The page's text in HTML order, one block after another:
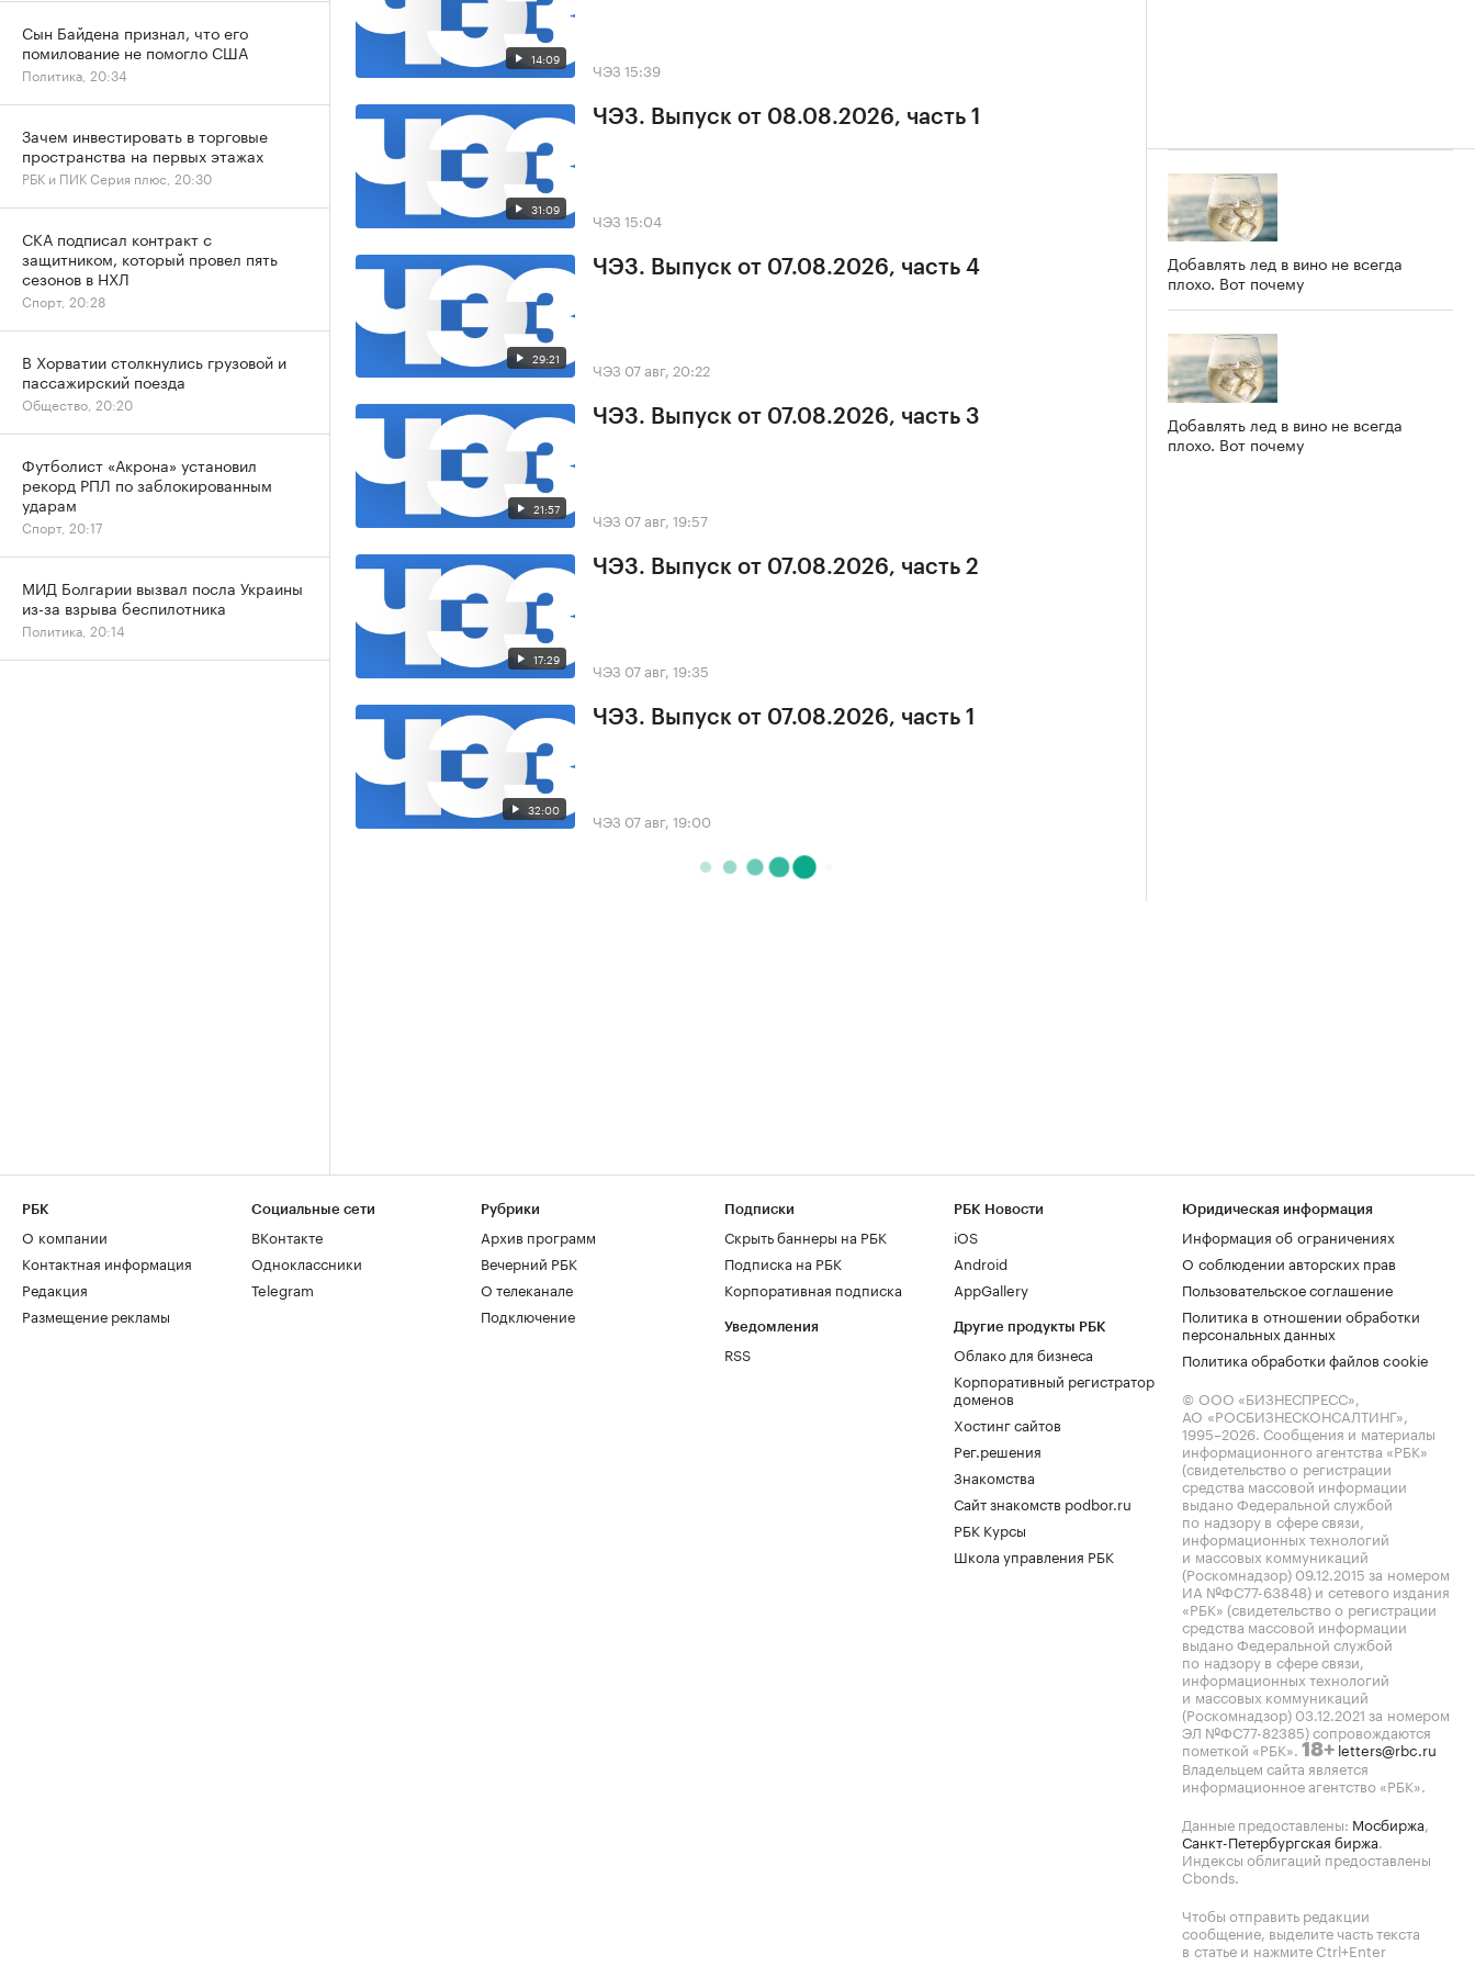
14:09 ЧЭЗ 15:39
31:09
ЧЭЗ. Выпуск от 08.08.2026, часть 1
ЧЭЗ 15:04
29:21
ЧЭЗ. Выпуск от 07.08.2026, часть 4
ЧЭЗ 07 авг, 20:22
21:57
ЧЭЗ. Выпуск от 07.08.2026, часть 3
ЧЭЗ 07 авг, 19:57
17:29
ЧЭЗ. Выпуск от 07.08.2026, часть 2
ЧЭЗ 07 авг, 19:35
32:00
ЧЭЗ. Выпуск от 07.08.2026, часть 1
ЧЭЗ 07 авг, 19:00
Добавлять лед в вино не всегда
плохо. Вот почему
Добавлять лед в вино не всегда
плохо. Вот почему
Сын Байдена признал, что его
помилование не помогло США
Политика, 20:34
Зачем инвестировать в торговые
пространства на первых этажах
РБК и ПИК Серия плюс, 20:30
СКА подписал контракт с
защитником, который провел пять
сезонов в НХЛ
Спорт, 20:28
В Хорватии столкнулись грузовой и
пассажирский поезда
Общество, 20:20
Футболист «Акрона» установил
рекорд РПЛ по заблокированным
ударам
Спорт, 20:17
МИД Болгарии вызвал посла Украины
из-за взрыва беспилотника
Политика, 20:14
РБК
О компании
Контактная информация
Редакция
Размещение рекламы
Социальные сети
ВКонтакте
Одноклассники
Telegram
Рубрики
Архив программ
Вечерний РБК
О телеканале
Подключение
Подписки
Скрыть баннеры на РБК
Подписка на РБК
Корпоративная подписка
Уведомления
RSS
РБК Новости
iOS
Android
AppGallery
Другие продукты РБК
Облако для бизнеса
Корпоративный регистратор
доменов
Хостинг сайтов
Рег.решения
Знакомства
Сайт знакомств podbor.ru
РБК Курсы
Школа управления РБК
Юридическая информация
Информация об ограничениях
О соблюдении авторских прав
Пользовательское соглашение
Политика в отношении обработки
персональных данных
Политика обработки файлов cookie
© ООО «БИЗНЕСПРЕСС»,
АО «РОСБИЗНЕСКОНСАЛТИНГ»,
1995–2026. Сообщения и материалы
информационного агентства «РБК»
(свидетельство о регистрации
средства массовой информации
выдано Федеральной службой
по надзору в сфере связи,
информационных технологий
и массовых коммуникаций
(Роскомнадзор) 09.12.2015 за номером
ИА №ФС77-63848) и сетевого издания
«РБК» (свидетельство о регистрации
средства массовой информации
выдано Федеральной службой
по надзору в сфере связи,
информационных технологий
и массовых коммуникаций
(Роскомнадзор) 03.12.2021 за номером
ЭЛ №ФС77-82385) сопровождаются
пометкой «РБК». 18+ letters@rbc.ru
Владельцем сайта является
информационное агентство «РБК».
Данные предоставлены: Мосбиржа,
Санкт-Петербургская биржа.
Индексы облигаций предоставлены
Cbonds.
Чтобы отправить редакции
сообщение, выделите часть текста
в статье и нажмите Ctrl+Enter